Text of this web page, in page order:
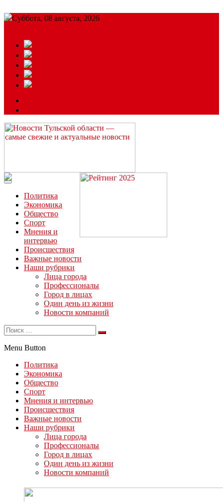
Суббота, 08 августа, 2026
Читайте последние новости дня в Тульской области на сайте
“ЗаНовомосковск”
Политика
Экономика
Общество
Спорт
Мнения и
интервью
Происшествия
Важные новости
Наши рубрики
Лица города
Профессионалы
Город в лицах
Один день из жизни
Новости компаний
Menu Button
Политика
Экономика
Общество
Спорт
Мнения и интервью
Происшествия
Важные новости
Наши рубрики
Лица города
Профессионалы
Город в лицах
Один день из жизни
Новости компаний